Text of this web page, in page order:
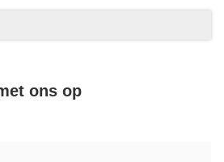
ons op